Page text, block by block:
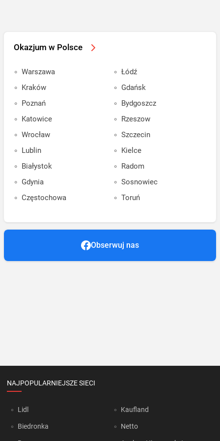
Okazjum w Polsce
Warszawa
Kraków
Poznań
Katowice
Wrocław
Lublin
Białystok
Gdynia
Częstochowa
Łódź
Gdańsk
Bydgoszcz
Rzeszow
Szczecin
Kielce
Radom
Sosnowiec
Toruń
Obserwuj nas
NAJPOPULARNIEJSZE SIECI
Lidl
Biedronka
Kaufland
Netto